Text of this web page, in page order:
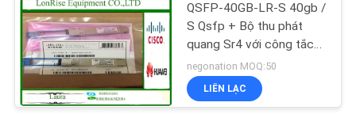
QSFP-40GB-LR-S 40gb /
S Qsfp + Bộ thu phát
quang Sr4 với công tắc
Gigabit
negonation MOQ:50
LIÊN LẠC